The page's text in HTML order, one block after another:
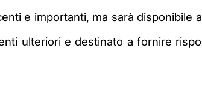
e importanti, ma sarà disponibile
ulteriori e destinato a fornire